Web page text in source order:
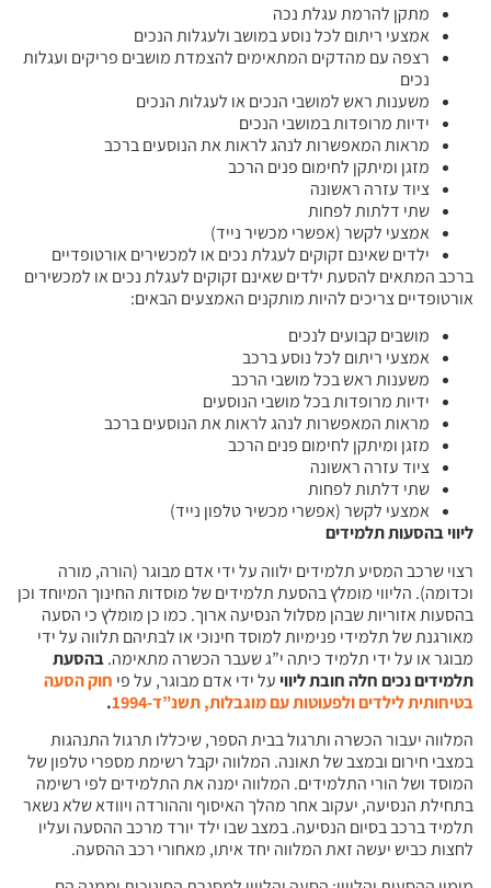
מתקן להרמת עגלת נכה
אמצעי ריתום לכל נוסע במושב ולעגלות הנכים
רצפה עם מהדקים המתאימים להצמדת מושבים פריקים ועגלות
נכים
משענות ראש למושבי הנכים או לעגלות הנכים
ידיות מרופדות במושבי הנכים
מראות המאפשרות לנהג לראות את הנוסעים ברכב
מזגן ומיתקן לחימום פנים הרכב
ציוד עזרה ראשונה
שתי דלתות לפחות
אמצעי לקשר (אפשרי מכשיר נייד)
ילדים שאינם זקוקים לעגלת נכים או למכשירים אורטופדיים
ברכב המתאים להסעת ילדים שאינם זקוקים לעגלת נכים או למכשירים
אורטופדיים צריכים להיות מותקנים האמצעים הבאים:
מושבים קבועים לנכים
אמצעי ריתום לכל נוסע ברכב
משענות ראש בכל מושבי הרכב
ידיות מרופדות בכל מושבי הנוסעים
מראות המאפשרות לנהג לראות את הנוסעים ברכב
מזגן ומיתקן לחימום פנים הרכב
ציוד עזרה ראשונה
שתי דלתות לפחות
אמצעי לקשר (אפשרי מכשיר טלפון נייד)
ליווי בהסעות תלמידים
רצוי שרכב המסיע תלמידים ילווה על ידי אדם מבוגר (הורה, מורה
וכדומה). הליווי מומלץ בהסעת תלמידים של מוסדות החינוך המיוחד וכן
בהסעות אזוריות שבהן מסלול הנסיעה ארוך. כמו כן מומלץ כי הסעה
מאורגנת של תלמידי פנימיות למוסד חינוכי או לבתיהם תלווה על ידי
מבוגר או על ידי תלמיד כיתה י”ג שעבר הכשרה מתאימה.בהסעת
תלמידים נכים חלה חובת ליוויעל ידי אדם מבוגר, על פי חוק הסעה
בטיחותית לילדים ולפעוטות עם מוגבלות, תשנ”ד-1994
.
המלווה יעבור הכשרה ותרגול בבית הספר, שיכללו תרגול התנהגות
במצבי חירום ובמצב של תאונה. המלווה יקבל רשימת מספרי טלפון של
המוסד ושל הורי התלמידים. המלווה ימנה את התלמידים לפי רשימה
בתחילת הנסיעה, יעקוב אחר מהלך האיסוף וההורדה ויוודא שלא נשאר
תלמיד ברכב בסיום הנסיעה. במצב שבו ילד יורד מרכב ההסעה ועליו
לחצות כביש יעשה זאת המלווה יחד איתו, מאחורי רכב ההסעה.